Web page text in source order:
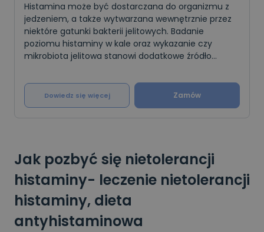
Histamina może być dostarczana do organizmu z
jedzeniem, a także wytwarzana wewnętrznie przez
niektóre gatunki bakterii jelitowych. Badanie
poziomu histaminy w kale oraz wykazanie czy
mikrobiota jelitowa stanowi dodatkowe źródło
diagnostyce nietolerancji
Dowiedz się więcej Zamów
Jak pozbyć się nietolerancji
histaminy- leczenie nietolerancji
histaminy, dieta
antyhistaminowa